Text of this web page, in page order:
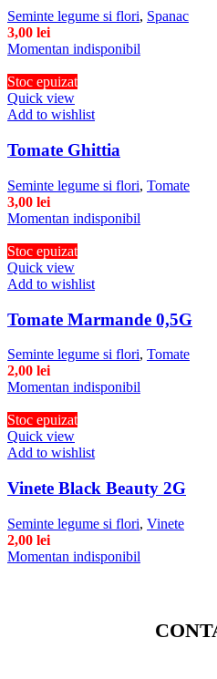
Seminte legume si flori, Spanac
3,00 lei
Momentan indisponibil
Stoc epuizat
Quick view
Add to wishlist
Tomate Ghittia
Seminte legume si flori, Tomate
3,00 lei
Momentan indisponibil
Stoc epuizat
Quick view
Add to wishlist
Tomate Marmande 0,5G
Seminte legume si flori, Tomate
2,00 lei
Momentan indisponibil
Stoc epuizat
Quick view
Add to wishlist
Vinete Black Beauty 2G
Seminte legume si flori, Vinete
2,00 lei
Momentan indisponibil